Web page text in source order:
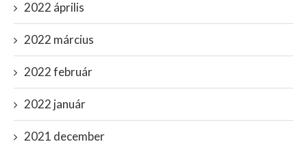
2022 április
2022 március
2022 február
2022 január
2021 december